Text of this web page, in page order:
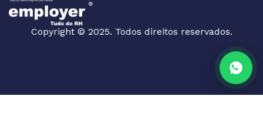
Copyright © 2025. Todos direitos reservados.